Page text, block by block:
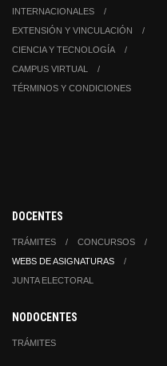
INTERNACIONALES
EXTENSIÓN Y VINCULACIÓN
CIENCIA Y TECNOLOGÍA
CAMPUS VIRTUAL
TÉRMINOS Y CONDICIONES
DOCENTES
TRÁMITES
CONCURSOS
WEBS DE ASIGNATURAS
JUNTA ELECTORAL
NODOCENTES
TRÁMITES